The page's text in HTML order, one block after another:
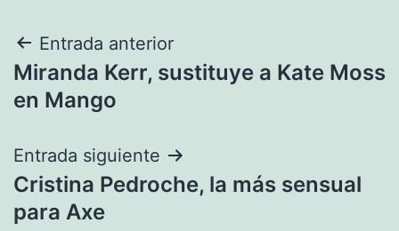
Navegación
de
Entrada anterior
Miranda Kerr, sustituye a Kate Moss
en Mango
Entrada siguiente
Cristina Pedroche, la más sensual
para Axe